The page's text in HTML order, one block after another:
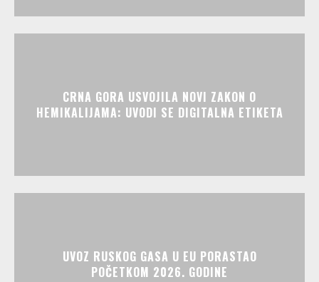
CRNA GORA USVOJILA NOVI ZAKON O
HEMIKALIJAMA: UVODI SE DIGITALNA ETIKETA
UVOZ RUSKOG GASA U EU PORASTAO
POČETKOM 2026. GODINE